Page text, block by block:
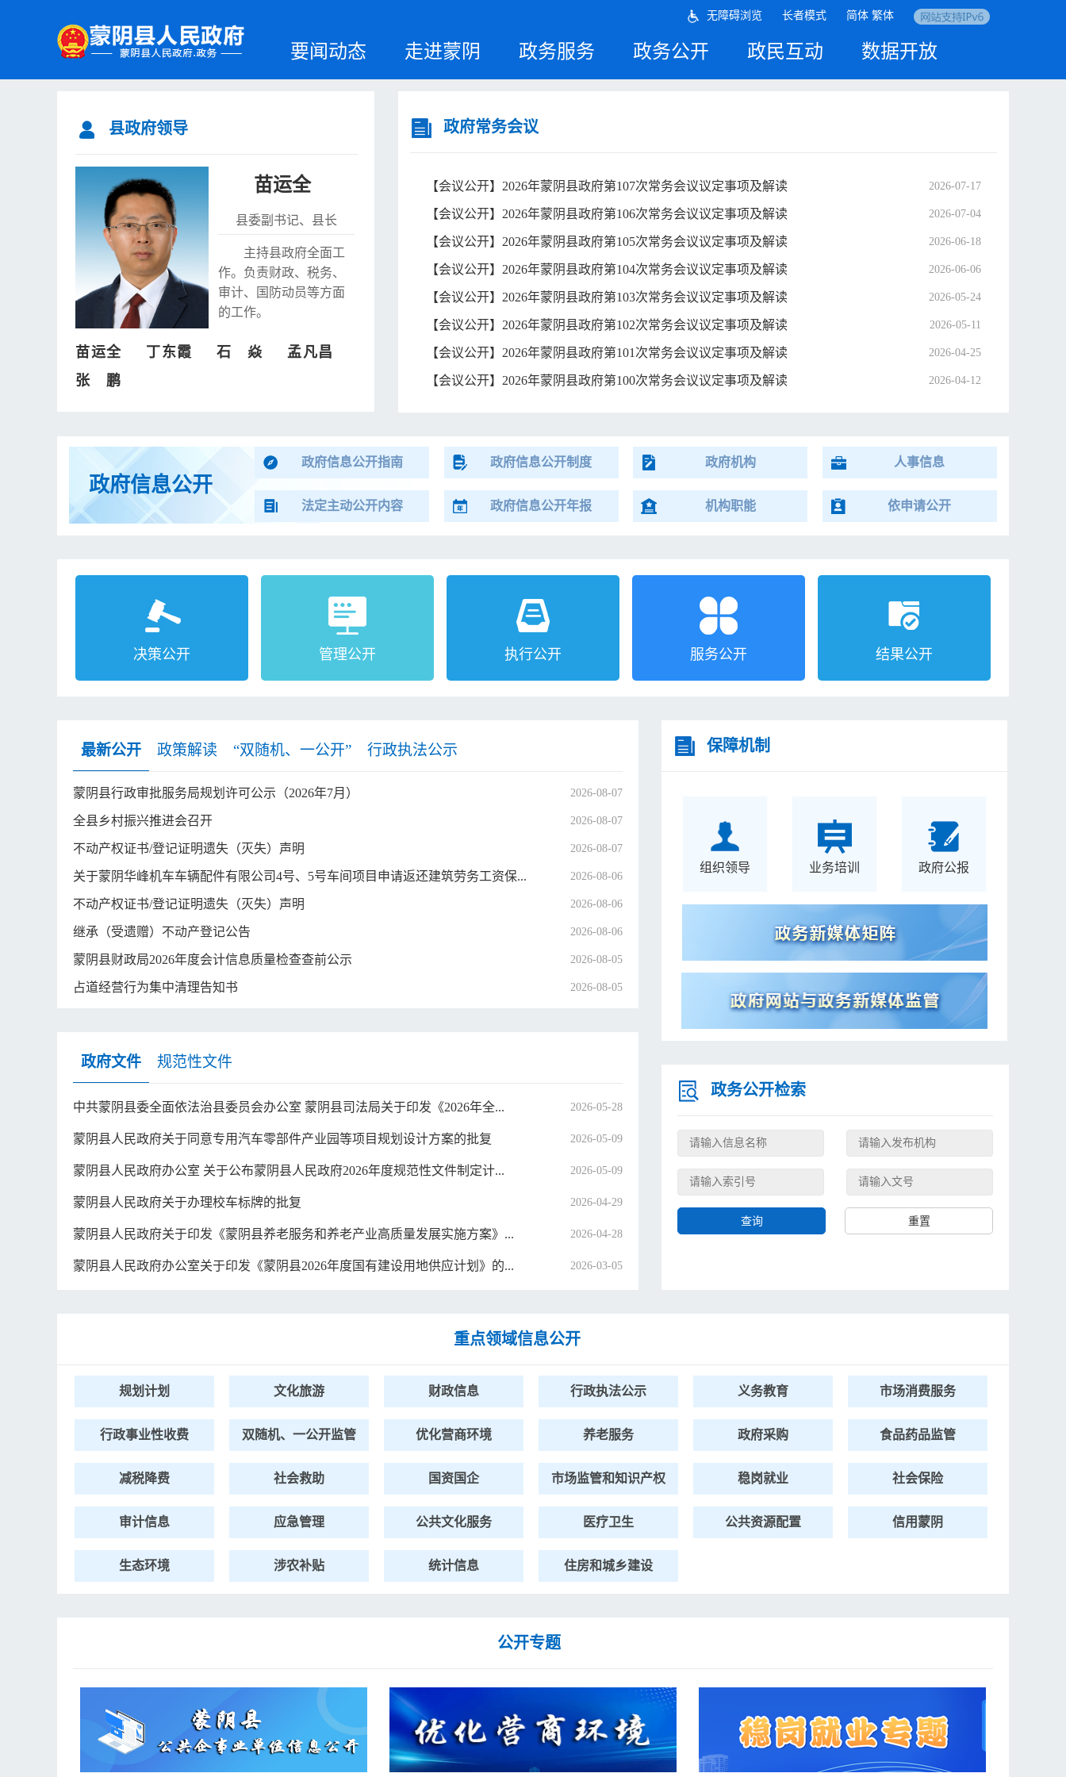
要闻动态 走进蒙阴 政务服务 政务公开 政民互动 数据开放
无障碍浏览 长者模式 简体 繁体
县政府领导
苗运全
县委副书记、县长
主持县政府全面工
作。负责财政、税务、
审计、国防动员等方面
的工作。
苗运全 丁东霞 石焱
孟凡昌
张鹏
政府常务会议
【会议公开】2026年蒙阴县政府第107次常务会议议定事项及解读 2026-07-17
【会议公开】2026年蒙阴县政府第106次常务会议议定事项及解读 2026-07-04
【会议公开】2026年蒙阴县政府第105次常务会议议定事项及解读 2026-06-18
【会议公开】2026年蒙阴县政府第104次常务会议议定事项及解读 2026-06-06
【会议公开】2026年蒙阴县政府第103次常务会议议定事项及解读 2026-05-24
【会议公开】2026年蒙阴县政府第102次常务会议议定事项及解读 2026-05-11
【会议公开】2026年蒙阴县政府第101次常务会议议定事项及解读 2026-04-25
【会议公开】2026年蒙阴县政府第100次常务会议议定事项及解读 2026-04-12
政府信息公开
政府信息公开指南 政府信息公开制度 政府机构 人事信息
法定主动公开内容 政府信息公开年报 机构职能 依申请公开
决策公开 管理公开 执行公开 服务公开 结果公开
最新公开 政策解读 “双随机、一公开” 行政执法公示
蒙阴县行政审批服务局规划许可公示（2026年7月） 2026-08-07
全县乡村振兴推进会召开 2026-08-07
不动产权证书/登记证明遗失（灭失）声明 2026-08-07
关于蒙阴华峰机车车辆配件有限公司4号、5号车间项目申请返还建筑劳务工资保... 2026-08-06
不动产权证书/登记证明遗失（灭失）声明 2026-08-06
继承（受遗赠）不动产登记公告 2026-08-06
蒙阴县财政局2026年度会计信息质量检查查前公示 2026-08-05
占道经营行为集中清理告知书 2026-08-05
政府文件 规范性文件
中共蒙阴县委全面依法治县委员会办公室 蒙阴县司法局关于印发《2026年全... 2026-05-28
蒙阴县人民政府关于同意专用汽车零部件产业园等项目规划设计方案的批复 2026-05-09
蒙阴县人民政府办公室 关于公布蒙阴县人民政府2026年度规范性文件制定计... 2026-05-09
蒙阴县人民政府关于办理校车标牌的批复 2026-04-29
蒙阴县人民政府关于印发《蒙阴县养老服务和养老产业高质量发展实施方案》... 2026-04-28
蒙阴县人民政府办公室关于印发《蒙阴县2026年度国有建设用地供应计划》的... 2026-03-05
保障机制
组织领导 业务培训 政府公报
政务公开检索
重点领域信息公开
规划计划 文化旅游 财政信息 行政执法公示 义务教育 市场消费服务
行政事业性收费 双随机、一公开监管 优化营商环境 养老服务 政府采购 食品药品监管
减税降费 社会救助 国资国企 市场监管和知识产权 稳岗就业 社会保险
审计信息 应急管理 公共文化服务 医疗卫生 公共资源配置 信用蒙阴
生态环境 涉农补贴 统计信息 住房和城乡建设
公开专题